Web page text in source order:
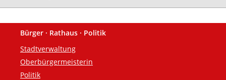
Fußzeile
Bürger · Rathaus · Politik
Stadtverwaltung
Oberbürgermeisterin
Politik